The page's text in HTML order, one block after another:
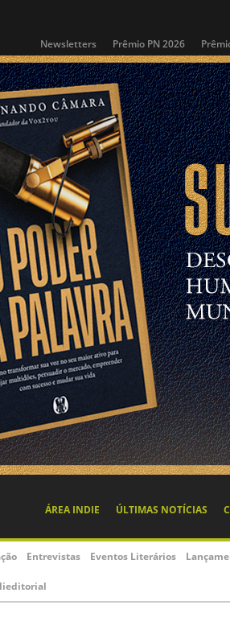
Newsletters Prêmio PN 2026
ÁREA INDIE ÚLTIMAS NOTÍCIAS
Entrevistas Eventos Literários